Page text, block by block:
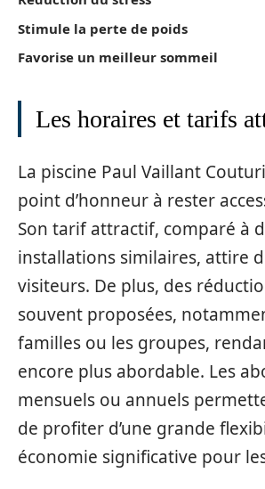
Stimule la perte de poids
Favorise un meilleur sommeil
Les horaires et tarifs
La piscine Paul Vaillant
point d’honneur à rester
Son tarif attractif, comparé à
installations similaires, attire
visiteurs. De plus, des
souvent proposées,
familles ou les groupes,
encore plus abordable. Les
mensuels ou annuels
de profiter d’une grande
économie significative pour